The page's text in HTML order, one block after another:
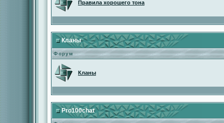
Правила хорошего тона
Кланы
Форум
Кланы
Pro100chat